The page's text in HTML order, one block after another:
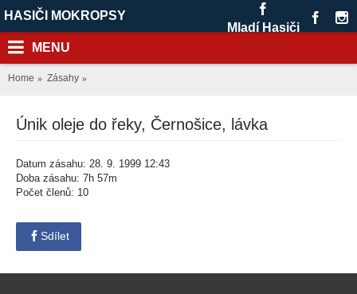
HASIČI MOKROPSY
Mladí Hasiči
MENU
Home Zásahy
Únik oleje do řeky, Černošice, lávka
Datum zásahu: 28. 9. 1999 12:43
Doba zásahu: 7h 57m
Počet členů: 10
Sdílet